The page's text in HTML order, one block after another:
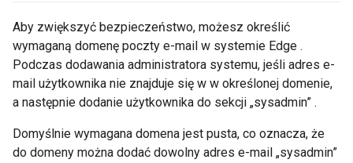
Aby zwiększyć bezpieczeństwo, możesz określić
wymaganą domenę poczty e-mail w systemie Edge .
Podczas dodawania administratora systemu, jeśli adres e-
mail użytkownika nie znajduje się w w określonej domenie,
a następnie dodanie użytkownika do sekcji „sysadmin” .
Domyślnie wymagana domena jest pusta, co oznacza, że
do domeny można dodać dowolny adres e-mail „sysadmin”